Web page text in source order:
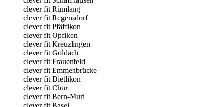
clever fit Rümlang
clever fit Regensdorf
clever fit Pfäffikon
clever fit Opfikon
clever fit Kreuzlingen
clever fit Goldach
clever fit Frauenfeld
clever fit Emmenbrücke
clever fit Dietlikon
clever fit Chur
clever fit Bern-Muri
clever fit Basel